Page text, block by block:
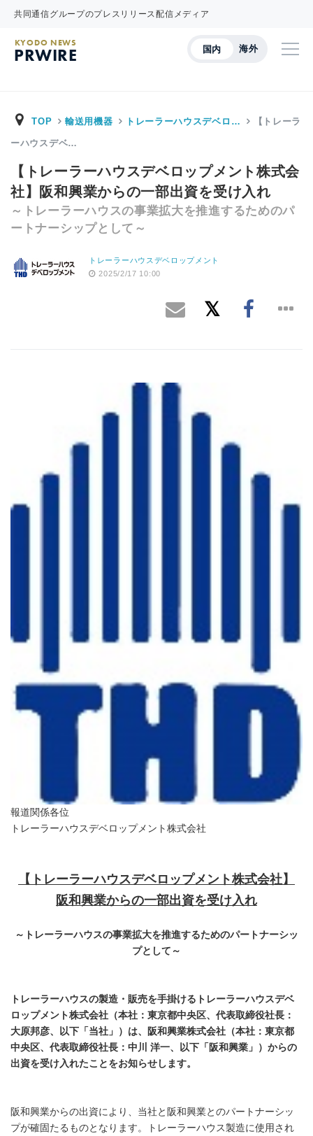
共同通信グループのプレスリリース配信メディア
国内 海外
KYODO NEWS
PRWIRE
TOP 輸送用機器 トレーラーハウスデベロ… 【トレーラ
ーハウスデベ…
【トレーラーハウスデベロップメント株式会
社】阪和興業からの一部出資を受け入れ
～トレーラーハウスの事業拡大を推進するためのパ
ートナーシップとして～
トレーラーハウスデベロップメント
2025/2/17 10:00
報道関係各位
トレーラーハウスデベロップメント株式会社
【トレーラーハウスデベロップメント株式会社】
阪和興業からの一部出資を受け入れ
～トレーラーハウスの事業拡大を推進するためのパートナーシッ
プとして～
トレーラーハウスの製造・販売を手掛けるトレーラーハウスデベ
ロップメント株式会社（本社：東京都中央区、代表取締役社長：
大原邦彦、以下「当社」）は、阪和興業株式会社（本社：東京都
中央区、代表取締役社長：中川 洋一、以下「阪和興業」）からの
出資を受け入れたことをお知らせします。
阪和興業からの出資により、当社と阪和興業とのパートナーシッ
プが確固たるものとなります。トレーラーハウス製造に使用され